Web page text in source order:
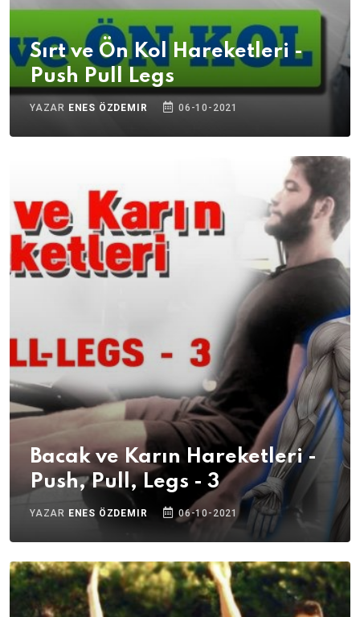
Sırt ve Ön Kol Hareketleri -
Push Pull Legs
YAZAR ENES ÖZDEMIR 06-10-2021
Bacak ve Karın Hareketleri -
Push, Pull, Legs - 3
YAZAR ENES ÖZDEMIR 06-10-2021